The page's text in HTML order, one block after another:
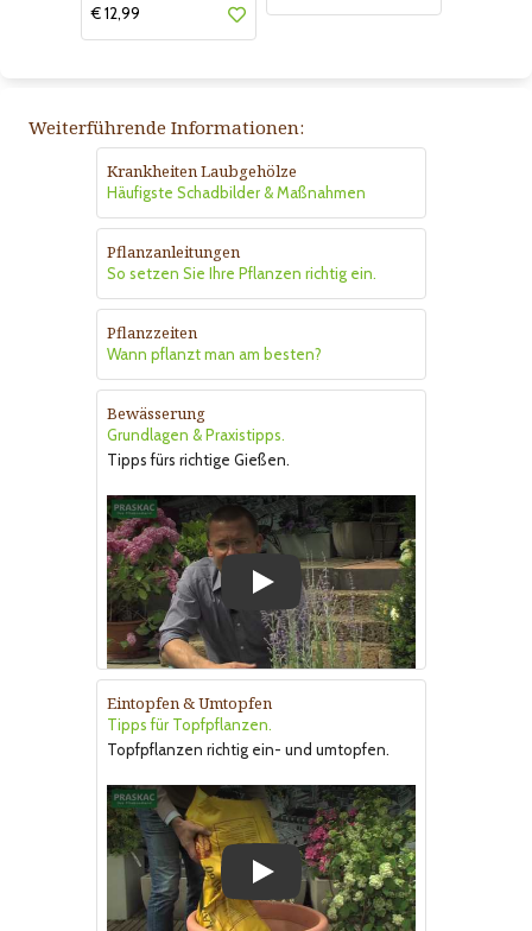
€ 12,99
Weiterführende Informationen:
Krankheiten Laubgehölze
Häufigste Schadbilder & Maßnahmen
Pflanzanleitungen
So setzen Sie Ihre Pflanzen richtig ein.
Pflanzzeiten
Wann pflanzt man am besten?
Bewässerung
Grundlagen & Praxistipps.
Tipps fürs richtige Gießen.
Play
Eintopfen & Umtopfen
Tipps für Topfpflanzen.
Topfpflanzen richtig ein- und umtopfen.
Play